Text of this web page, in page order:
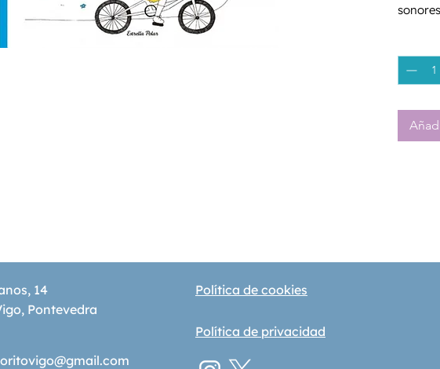
els
14
Pontevedra
Política de cookies
Política de privacidad